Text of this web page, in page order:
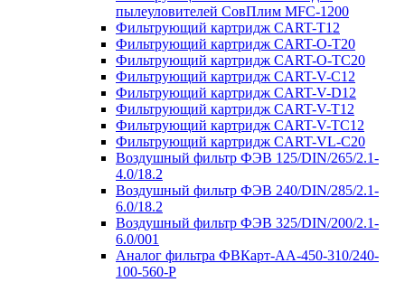
пылеуловителей СовПлим MFC-1200
Фильтрующий картридж CART-T12
Фильтрующий картридж CART-O-T20
Фильтрующий картридж CART-O-TC20
Фильтрующий картридж CART-V-C12
Фильтрующий картридж CART-V-D12
Фильтрующий картридж CART-V-T12
Фильтрующий картридж CART-V-TC12
Фильтрующий картридж CART-VL-C20
Воздушный фильтр ФЭВ 125/DIN/265/2.1-
4.0/18.2
Воздушный фильтр ФЭВ 240/DIN/285/2.1-
6.0/18.2
Воздушный фильтр ФЭВ 325/DIN/200/2.1-
6.0/001
Аналог фильтра ФВКарт-АА-450-310/240-
100-560-P